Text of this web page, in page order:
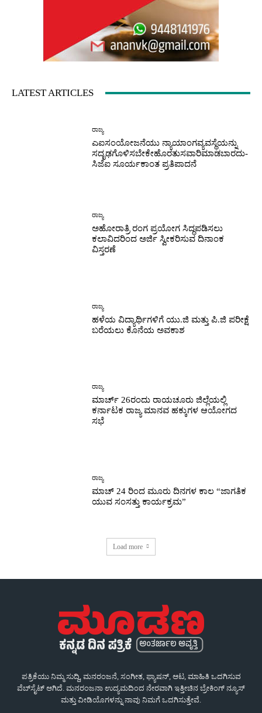
LATEST ARTICLES
ರಾಜ್ಯ
ಎಐಸಂಯೋಜನೆಯು ನ್ಯಾಯಾಂಗವ್ಯವಸ್ಥೆಯನ್ನು
ಸದೃಢಗೊಳಿಸಬೇಕೇಹೊರತುಸವಾರಿಮಾಡಬಾರದು-
ಸಿಜೆಐ ಸೂರ್ಯಕಾಂತ ಪ್ರತಿಪಾದನೆ
ರಾಜ್ಯ
ಅಹೋರಾತ್ರಿ ರಂಗ ಪ್ರಯೋಗ ಸಿದ್ಧಪಡಿಸಲು
ಕಲಾವಿದರಿಂದ ಅರ್ಜಿ ಸ್ವೀಕರಿಸುವ ದಿನಾಂಕ
ವಿಸ್ತರಣೆ
ರಾಜ್ಯ
ಹಳೆಯ ವಿದ್ಯಾರ್ಥಿಗಳಿಗೆ ಯು.ಜಿ ಮತ್ತು ಪಿ.ಜಿ ಪರೀಕ್ಷೆ
ಬರೆಯಲು ಕೊನೆಯ ಅವಕಾಶ
ರಾಜ್ಯ
ಮಾರ್ಚ್ 26ರಂದು ರಾಯಚೂರು ಜಿಲ್ಲೆಯಲ್ಲಿ
ಕರ್ನಾಟಕ ರಾಜ್ಯ ಮಾನವ ಹಕ್ಕುಗಳ ಆಯೋಗದ
ಸಭೆ
ರಾಜ್ಯ
ಮಾಚ್ 24 ರಿಂದ ಮೂರು ದಿನಗಳ ಕಾಲ “ಜಾಗತಿಕ
ಯುವ ಸಂಸತ್ತು ಕಾರ್ಯಕ್ರಮ”
Load more
ಪತ್ರಿಕೆಯು ನಿಮ್ಮ ಸುದ್ದಿ, ಮನರಂಜನೆ, ಸಂಗೀತ, ಫ್ಯಾಷನ್, ಆಟ, ಮಾಹಿತಿ ಒದಗಿಸುವ
ವೆಬ್‌ಸೈಟ್ ಆಗಿದೆ. ಮನರಂಜನಾ ಉದ್ಯಮದಿಂದ ನೇರವಾಗಿ ಇತ್ತೀಚಿನ ಬ್ರೇಕಿಂಗ್ ನ್ಯೂಸ್
ಮತ್ತು ವೀಡಿಯೊಗಳನ್ನು ನಾವು ನಿಮಗೆ ಒದಗಿಸುತ್ತೇವೆ.